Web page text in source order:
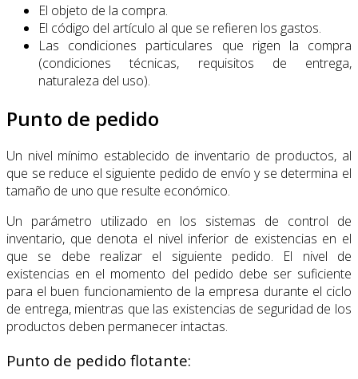
El objeto de la compra.
El código del artículo al que se refieren los gastos.
Las condiciones particulares que rigen la compra
(condiciones técnicas, requisitos de entrega,
naturaleza del uso).
Punto de pedido
Un nivel mínimo establecido de inventario de productos, al
que se reduce el siguiente pedido de envío y se determina el
tamaño de uno que resulte económico.
Un parámetro utilizado en los sistemas de control de
inventario, que denota el nivel inferior de existencias en el
que se debe realizar el siguiente pedido. El nivel de
existencias en el momento del pedido debe ser suficiente
para el buen funcionamiento de la empresa durante el ciclo
de entrega, mientras que las existencias de seguridad de los
productos deben permanecer intactas.
Punto de pedido flotante: